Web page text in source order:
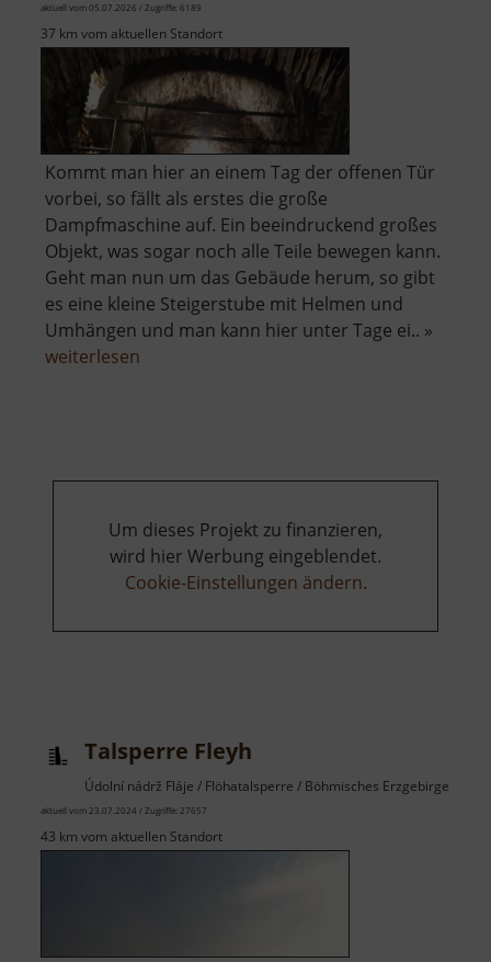
aktuell vom 05.07.2026 / Zugriffe: 6189
37 km vom aktuellen Standort
Kommt man hier an einem Tag der offenen Tür
vorbei, so fällt als erstes die große
Dampfmaschine auf. Ein beeindruckend großes
Objekt, was sogar noch alle Teile bewegen kann.
Geht man nun um das Gebäude herum, so gibt
es eine kleine Steigerstube mit Helmen und
Umhängen und man kann hier unter Tage ei.. »
weiterlesen
Um dieses Projekt zu finanzieren,
wird hier Werbung eingeblendet.
Cookie-Einstellungen ändern.
Talsperre Fleyh
Údolní nádrž Fláje / Flöhatalsperre / Böhmisches Erzgebirge
aktuell vom 23.07.2024 / Zugriffe: 27657
43 km vom aktuellen Standort